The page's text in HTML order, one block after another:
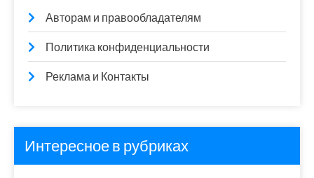
Авторам и правообладателям
Политика конфиденциальности
Реклама и Контакты
Интересное в рубриках